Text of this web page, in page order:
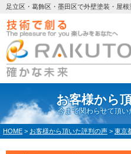
足立区・葛飾区・墨田区で外壁塗装・屋
お客様から
今まで関わらせて頂い
HOME > お客様から頂いた評判の声 > 東京